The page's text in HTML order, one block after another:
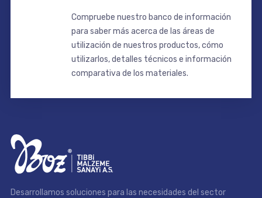
Compruebe nuestro banco de información
para saber más acerca de las áreas de
utilización de nuestros productos, cómo
utilizarlos, detalles técnicos e información
comparativa de los materiales.
Desarrollamos soluciones para las necesidades del sector